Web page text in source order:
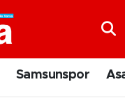
Samsunspor